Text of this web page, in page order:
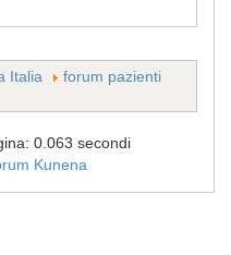
Italia
forum pazienti
0.063 secondi
Kunena